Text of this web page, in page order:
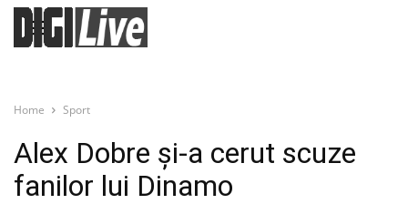
Home Sport
Alex Dobre și-a cerut scuze
fanilor lui Dinamo